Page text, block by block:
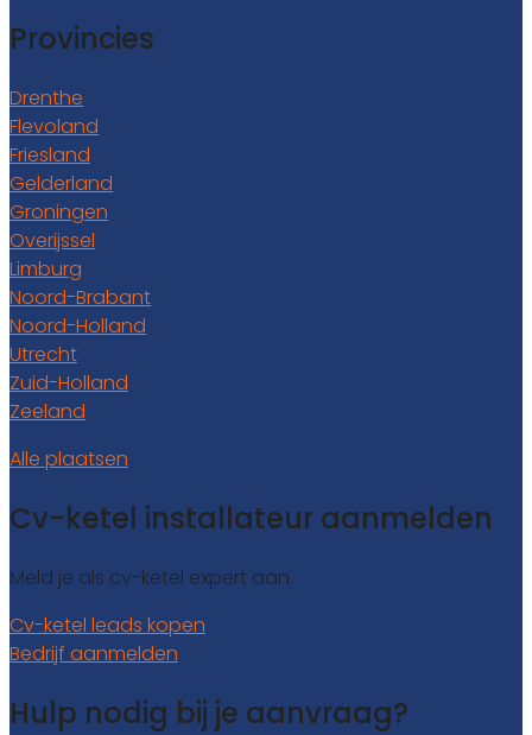
Provincies
Drenthe
Flevoland
Friesland
Gelderland
Groningen
Overijssel
Limburg
Noord-Brabant
Noord-Holland
Utrecht
Zuid-Holland
Zeeland
Alle plaatsen
Cv-ketel installateur aanmelden
Meld je als cv-ketel expert aan.
Cv-ketel leads kopen
Bedrijf aanmelden
Hulp nodig bij je aanvraag?